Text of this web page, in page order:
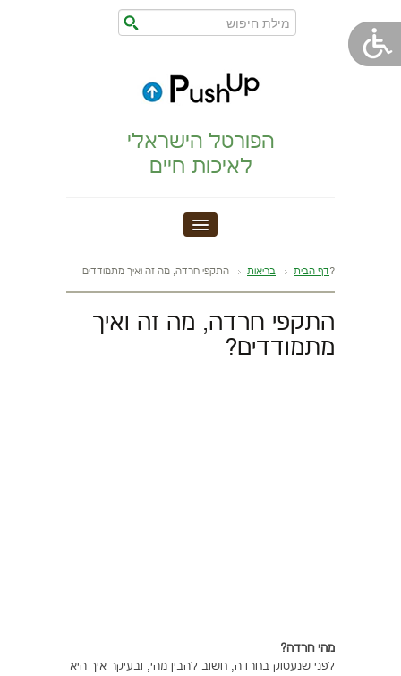
הפורטל הישראלי
לאיכות חיים
חדר כושר
הריון,לידה,תינוק
דף הבית בריאות התקפי חרדה, מה זה ואיך מתמודדים?
התקפי חרדה, מה זה ואיך
מתמודדים?
מהי חרדה?
לפני שנעסוק בחרדה, חשוב להבין מהי, ובעיקר איך היא